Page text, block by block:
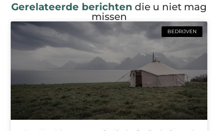
Gerelateerde berichten die u niet mag
missen
BEDRIJVEN